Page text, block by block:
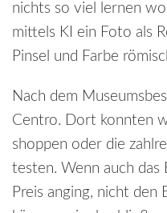
nichts so viel lernen
mittels KI ein Foto als
Pinsel und Farbe
Nach dem
Centro. Dort konnten
shoppen oder die
testen. Wenn auch das
Preis anging, nicht den